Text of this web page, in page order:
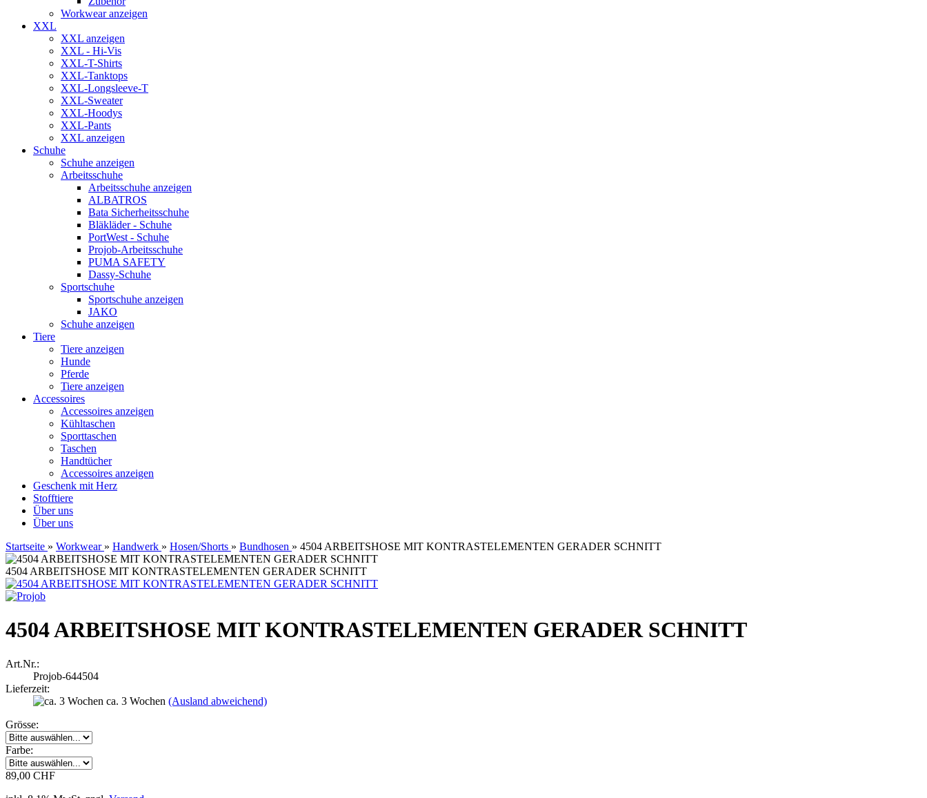
Workwear anzeigen
XXL
XXL anzeigen
XXL - Hi-Vis
XXL-T-Shirts
XXL-Tanktops
XXL-Longsleeve-T
XXL-Sweater
XXL-Hoodys
XXL-Pants
XXL anzeigen
Schuhe
Schuhe anzeigen
Arbeitsschuhe
Arbeitsschuhe anzeigen
ALBATROS
Bata Sicherheitsschuhe
Bläkläder - Schuhe
PortWest - Schuhe
Projob-Arbeitsschuhe
PUMA SAFETY
Dassy-Schuhe
Sportschuhe
Sportschuhe anzeigen
JAKO
Schuhe anzeigen
Tiere
Tiere anzeigen
Hunde
Pferde
Tiere anzeigen
Accessoires
Accessoires anzeigen
Kühltaschen
Sporttaschen
Taschen
Handtücher
Accessoires anzeigen
Geschenk mit Herz
Stofftiere
Über uns
Über uns
Startseite » Workwear » Handwerk » Hosen/Shorts » Bundhosen » 4504 ARBEITSHOSE MIT KONTRASTELEMENTEN GERADER SCHNITT
4504 ARBEITSHOSE MIT KONTRASTELEMENTEN GERADER SCHNITT
4504 ARBEITSHOSE MIT KONTRASTELEMENTEN GERADER SCHNITT
Art.Nr.:
Projob-644504
Lieferzeit:
ca. 3 Wochen (Ausland abweichend)
Grösse:
Farbe:
89,00 CHF